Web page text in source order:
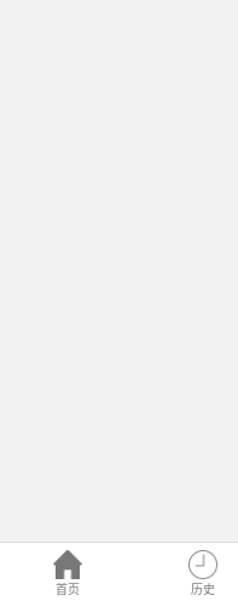
首页 历史